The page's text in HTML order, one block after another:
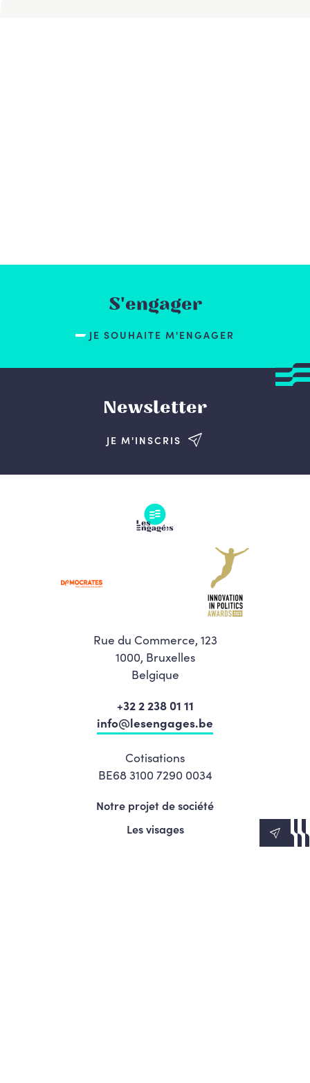
S'engager
JE SOUHAITE M'ENGAGER
Newsletter
JE M'INSCRIS
Rue du Commerce, 123
1000, Bruxelles
Belgique
+32 2 238 01 11
info@lesengages.be
Cotisations
BE68 3100 7290 0034
Notre projet de société
Les visages